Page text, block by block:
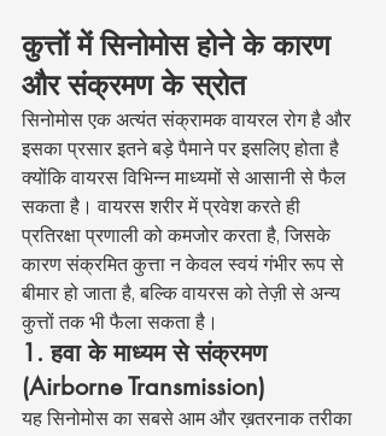
कुत्तों में सिनोमोस होने के कारण
और संक्रमण के स्रोत
सिनोमोस एक अत्यंत संक्रामक वायरल रोग है और
इसका प्रसार इतने बड़े पैमाने पर इसलिए होता है
क्योंकि वायरस विभिन्न माध्यमों से आसानी से फैल
सकता है। वायरस शरीर में प्रवेश करते ही
प्रतिरक्षा प्रणाली को कमजोर करता है, जिसके
कारण संक्रमित कुत्ता न केवल स्वयं गंभीर रूप से
बीमार हो जाता है, बल्कि वायरस को तेज़ी से अन्य
कुत्तों तक भी फैला सकता है।
1. हवा के माध्यम से संक्रमण
(Airborne Transmission)
यह सिनोमोस का सबसे आम और ख़तरनाक तरीका